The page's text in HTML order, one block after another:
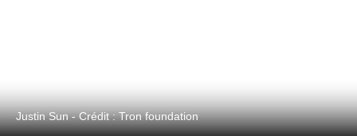
Justin Sun - Crédit : Tron foundation